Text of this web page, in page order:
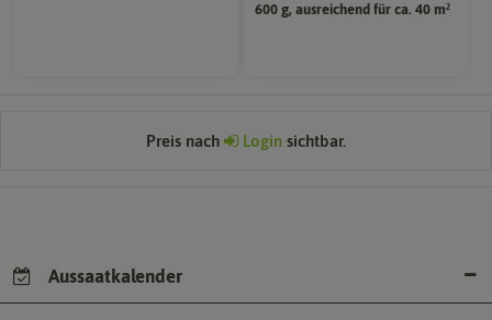
600 g, ausreichend für ca. 40 m²
Wie viel ist enthalten
Preis nach Login sichtbar.
Aussaatkalender